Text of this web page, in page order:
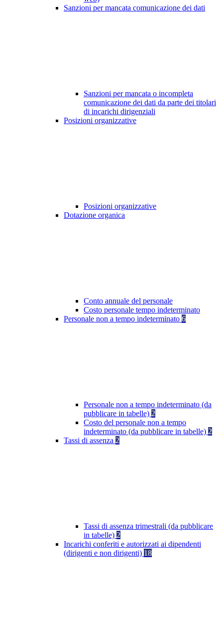
Sanzioni per mancata comunicazione dei dati
Sanzioni per mancata o incompleta
comunicazione dei dati da parte dei titolari
di incarichi dirigenziali
Posizioni organizzative
Posizioni organizzative
Dotazione organica
Conto annuale del personale
Costo personale tempo indeterminato
Personale non a tempo indeterminato 6
Personale non a tempo indeterminato (da
pubblicare in tabelle) 2
Costo del personale non a tempo
indeterminato (da pubblicare in tabelle) 2
Tassi di assenza 2
Tassi di assenza trimestrali (da pubblicare
in tabelle) 2
Incarichi conferiti e autorizzati ai dipendenti
(dirigenti e non dirigenti) 18